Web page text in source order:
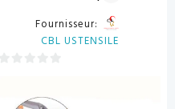
Fournisseur:
CBL USTENSILE